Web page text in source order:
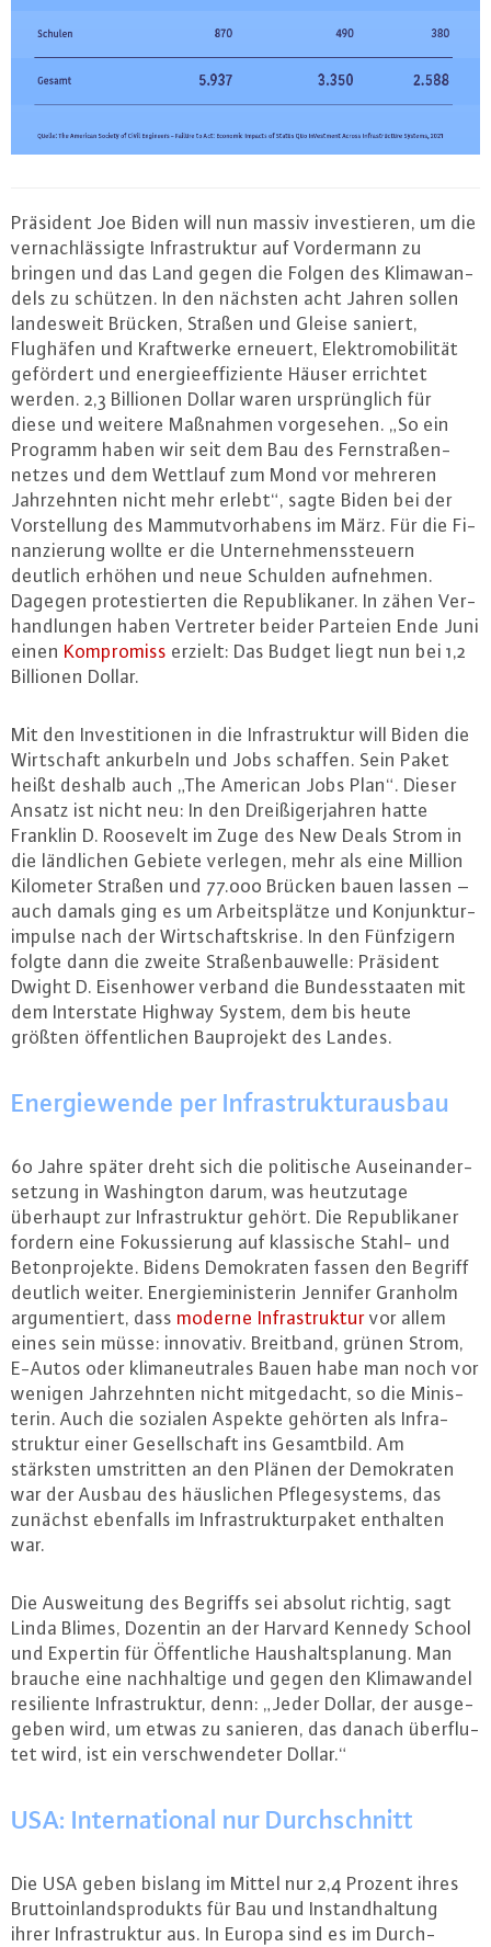
Präsident Joe Biden will nun massiv in­ves­tie­ren, um die
ver­nach­läs­sig­te In­fra­struk­tur auf Vor­der­mann zu
bringen und das Land gegen die Folgen des Kli­ma­wan­
dels zu schützen. In den nächsten acht Jahren sollen
lan­des­weit Brücken, Straßen und Gleise saniert,
Flughäfen und Kraft­wer­ke erneuert, Elek­tro­mo­bi­li­tät
gefördert und en­er­gie­ef­fi­zi­en­te Häuser errichtet
werden. 2,3 Billionen Dollar waren ur­sprüng­lich für
diese und weitere Maßnahmen vor­ge­se­hen. „So ein
Programm haben wir seit dem Bau des Fern­stra­ßen­
net­zes und dem Wettlauf zum Mond vor mehreren
Jahr­zehn­ten nicht mehr erlebt“, sagte Biden bei der
Vor­stel­lung des Mam­mut­vor­ha­bens im März. Für die Fi­
nan­zie­rung wollte er die Un­ter­neh­mens­steu­ern
deutlich erhöhen und neue Schulden aufnehmen.
Dagegen pro­tes­tier­ten die Re­pu­bli­ka­ner. In zähen Ver­
hand­lun­gen haben Vertreter beider Parteien Ende Juni
einen Kom­pro­miss erzielt: Das Budget liegt nun bei 1,2
Billionen Dollar.
Mit den In­ves­ti­tio­nen in die In­fra­struk­tur will Biden die
Wirt­schaft ankurbeln und Jobs schaffen. Sein Paket
heißt deshalb auch „The American Jobs Plan“. Dieser
Ansatz ist nicht neu: In den Drei­ßi­ger­jah­ren hatte
Franklin D. Roosevelt im Zuge des New Deals Strom in
die länd­li­chen Gebiete verlegen, mehr als eine Million
Kilometer Straßen und 77.000 Brücken bauen lassen –
auch damals ging es um Ar­beits­plät­ze und Kon­junk­tur­
im­pul­se nach der Wirt­schafts­kri­se. In den Fünf­zi­gern
folgte dann die zweite Stra­ßen­bau­wel­le: Präsident
Dwight D. Ei­senhow­er verband die Bun­des­staa­ten mit
dem In­ter­sta­te Highway System, dem bis heute
größten öf­fent­li­chen Bau­pro­jekt des Landes.
En­er­gie­wen­de per In­fra­struk­tur­aus­bau
60 Jahre später dreht sich die po­li­ti­sche Aus­ein­an­der­
set­zung in Wa­shing­ton darum, was heut­zu­ta­ge
überhaupt zur In­fra­struk­tur gehört. Die Re­pu­bli­ka­ner
fordern eine Fo­kus­sie­rung auf klas­si­sche Stahl- und
Be­ton­pro­jek­te. Bidens De­mo­kra­ten fassen den Begriff
deutlich weiter. En­er­gie­mi­nis­te­rin Jennifer Granholm
ar­gu­men­tiert, dass moderne In­fra­struk­tur vor allem
eines sein müsse: innovativ. Breitband, grünen Strom,
E-Autos oder kli­ma­neu­tra­les Bauen habe man noch vor
wenigen Jahr­zehn­ten nicht mit­ge­dacht, so die Mi­nis­
te­rin. Auch die sozialen Aspekte gehörten als In­fra­
struk­tur einer Ge­sell­schaft ins Ge­samt­bild. Am
stärksten um­strit­ten an den Plänen der De­mo­kra­ten
war der Ausbau des häus­li­chen Pfle­ge­sys­tems, das
zunächst ebenfalls im In­fra­struk­tur­pa­ket enthalten
war.
Die Aus­wei­tung des Begriffs sei absolut richtig, sagt
Linda Blimes, Dozentin an der Harvard Kennedy School
und Expertin für Öf­fent­li­che Haus­halts­pla­nung. Man
brauche eine nach­hal­ti­ge und gegen den Kli­ma­wan­del
resi­li­en­te In­fra­struk­tur, denn: „Jeder Dollar, der aus­ge­
ge­ben wird, um etwas zu sanieren, das danach über­flu­
tet wird, ist ein ver­schwen­de­ter Dollar.“
USA: In­ter­na­tio­nal nur Durch­schnitt
Die USA geben bislang im Mittel nur 2,4 Prozent ihres
Brut­to­in­lands­pro­dukts für Bau und In­stand­hal­tung
ihrer In­fra­struk­tur aus. In Europa sind es im Durch­